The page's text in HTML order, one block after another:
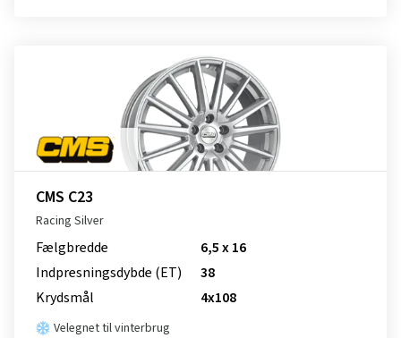
CMS C23
Racing Silver
Fælgbredde
6,5 x 16
Indpresnings­dybde (ET)
38
Krydsmål
4x108
Velegnet til vinterbrug